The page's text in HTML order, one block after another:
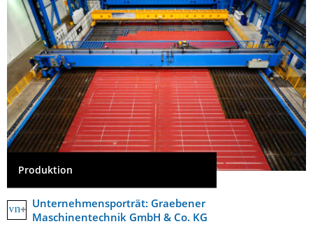
Produktion
Unternehmensporträt: Graebener
Maschinentechnik GmbH & Co. KG